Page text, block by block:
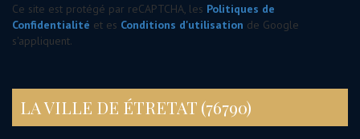
Ce site est protégé par reCAPTCHA, les Politiques de
Confidentialité et es Conditions d'utilisation de Google
s'appliquent.
LA VILLE DE ÉTRETAT (76790)